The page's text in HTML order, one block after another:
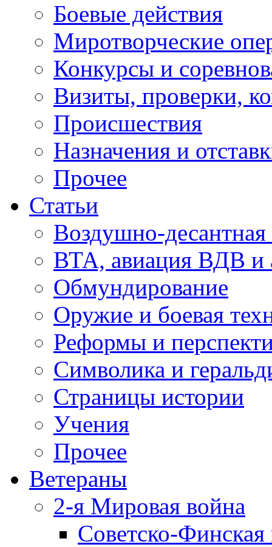
Боевые действия
Миротворческие
Конкурсы и
Визиты, проверки,
Происшествия
Назначения и
Прочее
Статьи
Воздушно-десантная
ВТА, авиация ВДВ и
Обмундирование
Оружие и боевая
Реформы и
Символика и
Страницы истории
Учения
Прочее
Ветераны
2-я Мировая война
Советско-